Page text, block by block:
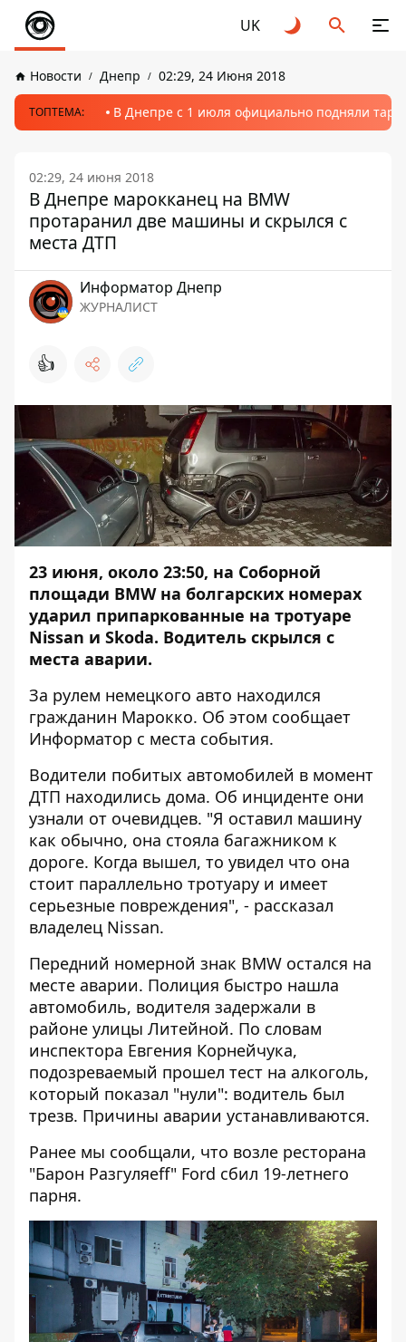
UK
Новости Днепр 02:29, 24 Июня 2018
ТОПТЕМА: В Днепре с 1 июля официально подняли
02:29, 24 июня 2018
В Днепре марокканец на BMW
протаранил две машины и скрылся с
места ДТП
Информатор Днепр
ЖУРНАЛИСТ
👍
23 июня, около 23:50, на Соборной
площади BMW на болгарских номерах
ударил припаркованные на тротуаре
Nissan и Skoda. Водитель скрылся с
места аварии.
За рулем немецкого авто находился
гражданин Марокко. Об этом сообщает
Информатор с места события.
Водители побитых автомобилей в момент
ДТП находились дома. Об инциденте они
узнали от очевидцев. "Я оставил машину
как обычно, она стояла багажником к
дороге. Когда вышел, то увидел что она
стоит параллельно тротуару и имеет
серьезные повреждения", - рассказал
владелец Nissan.
Передний номерной знак BMW остался на
месте аварии. Полиция быстро нашла
автомобиль, водителя задержали в
районе улицы Литейной. По словам
инспектора Евгения Корнейчука,
подозреваемый прошел тест на алкоголь,
который показал "нули": водитель был
трезв. Причины аварии устанавливаются.
Ранее мы сообщали, что возле ресторана
"Барон Разгуляеff" Ford сбил 19-летнего
парня.